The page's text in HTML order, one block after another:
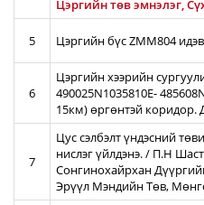
Цэргийн төв эмнэлэг,
5 Цэргийн бүс ZMM804
6
Цэргийн хээрийн
490025N1035810E-
15км) өргөнтэй коридор.
7
Цус сэлбэлт үндэсний
нислэг үйлдэнэ. / П.Н
Сонгинохайрхан
Эрүүл Мэндийн Төв,